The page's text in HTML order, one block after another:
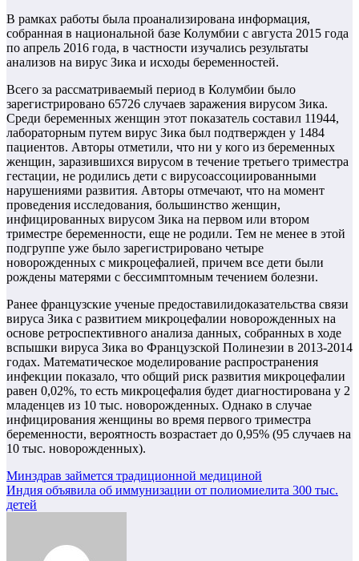
В рамках работы была проанализирована информация,
собранная в национальной базе Колумбии с августа 2015 года
по апрель 2016 года, в частности изучались результаты
анализов на вирус Зика и исходы беременностей.
Всего за рассматриваемый период в Колумбии было
зарегистрировано 65726 случаев заражения вирусом Зика.
Среди беременных женщин этот показатель составил 11944,
лабораторным путем вирус Зика был подтвержден у 1484
пациентов. Авторы отметили, что ни у кого из беременных
женщин, заразившихся вирусом в течение третьего триместра
гестации, не родились дети с вирусоассоциированными
нарушениями развития. Авторы отмечают, что на момент
проведения исследования, большинство женщин,
инфицированных вирусом Зика на первом или втором
триместре беременности, еще не родили. Тем не менее в этой
подгруппе уже было зарегистрировано четыре
новорожденных с микроцефалией, причем все дети были
рождены матерями с бессимптомным течением болезни.
Ранее французские ученые предоставилидоказательства связи
вируса Зика с развитием микроцефалии новорожденных на
основе ретроспективного анализа данных, собранных в ходе
вспышки вируса Зика во Французской Полинезии в 2013-2014
годах. Математическое моделирование распространения
инфекции показало, что общий риск развития микроцефалии
равен 0,02%, то есть микроцефалия будет диагностирована у 2
младенцев из 10 тыс. новорожденных. Однако в случае
инфицирования женщины во время первого триместра
беременности, вероятность возрастает до 0,95% (95 случаев на
10 тыс. новорожденных).
Навигация
по
Минздрав займется традиционной медициной
Индия объявила об иммунизации от полиомиелита 300 тыс.
детей